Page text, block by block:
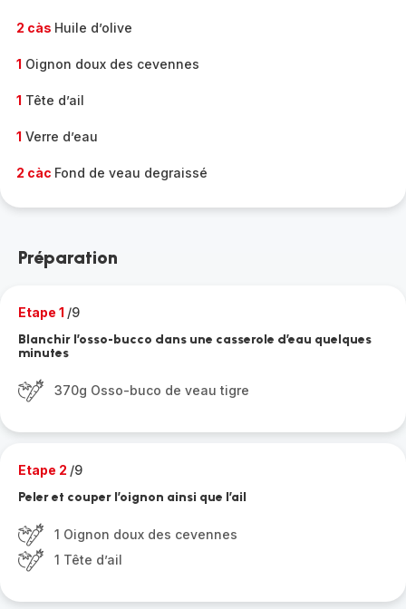
2 càs Huile d’olive
1 Oignon doux des cevennes
1 Tête d’ail
1 Verre d’eau
2 càc Fond de veau degraissé
Préparation
Etape 1 /9
Blanchir l’osso-bucco dans une casserole d’eau quelques
minutes
370g Osso-buco de veau tigre
Etape 2 /9
Peler et couper l’oignon ainsi que l’ail
1 Oignon doux des cevennes
1 Tête d’ail